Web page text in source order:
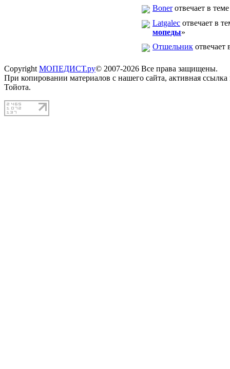
Bonerотвечает в
Latgalec отвечает в
мопеды»
Отшельник отвечает
Copyright МОПЕДИСТ.ру© 2007-2026 Все права защищены.
При копировании материалов с нашего сайта, активная
Тойота.